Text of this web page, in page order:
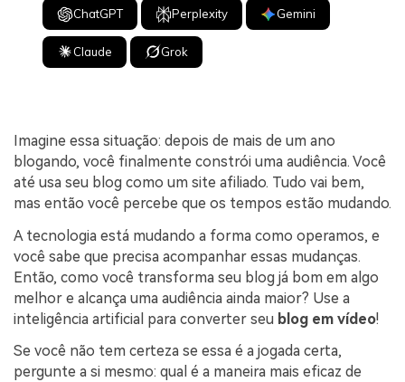
ChatGPT Perplexity Gemini
Claude Grok
Imagine essa situação: depois de mais de um ano
blogando, você finalmente constrói uma audiência. Você
até usa seu blog como um site afiliado. Tudo vai bem,
mas então você percebe que os tempos estão mudando.
A tecnologia está mudando a forma como operamos, e
você sabe que precisa acompanhar essas mudanças.
Então, como você transforma seu blog já bom em algo
melhor e alcança uma audiência ainda maior? Use a
inteligência artificial para converter seu blog em vídeo!
Se você não tem certeza se essa é a jogada certa,
pergunte a si mesmo: qual é a maneira mais eficaz de